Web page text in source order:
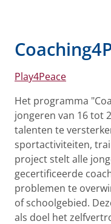
Play4Peace
Het programma
jongeren van 16 tot
talenten te
sportactiviteiten,
project stelt alle
gecertificeerde
problemen te
of schoolgebied.
als doel het